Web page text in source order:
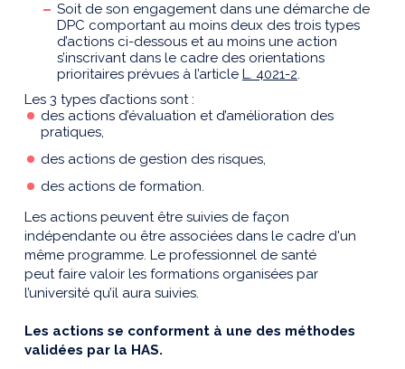
Soit de son engagement dans une démarche de
DPC comportant au moins deux des trois types
d’actions ci-dessous et au moins une action
s’inscrivant dans le cadre des orientations
prioritaires prévues à l’article L. 4021-2.
Les 3 types d’actions sont :
des actions d’évaluation et d’amélioration des
pratiques,
des actions de gestion des risques,
des actions de formation.
Les actions peuvent être suivies de façon
indépendante ou être associées dans le cadre d'un
même programme. Le professionnel de santé
peut faire valoir les formations organisées par
l’université qu’il aura suivies.
Les actions se conforment à une des méthodes
validées par la HAS.